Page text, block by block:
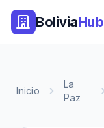
BoliviaHub
Inicio
La
Paz